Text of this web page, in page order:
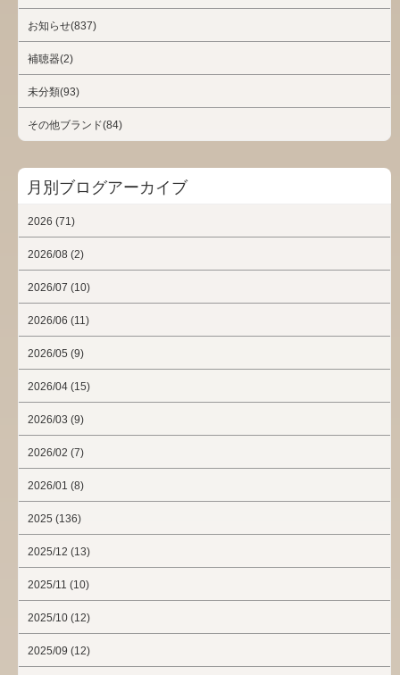
お知らせ(837)
補聴器(2)
未分類(93)
その他ブランド(84)
月別ブログアーカイブ
2026 (71)
2026/08 (2)
2026/07 (10)
2026/06 (11)
2026/05 (9)
2026/04 (15)
2026/03 (9)
2026/02 (7)
2026/01 (8)
2025 (136)
2025/12 (13)
2025/11 (10)
2025/10 (12)
2025/09 (12)